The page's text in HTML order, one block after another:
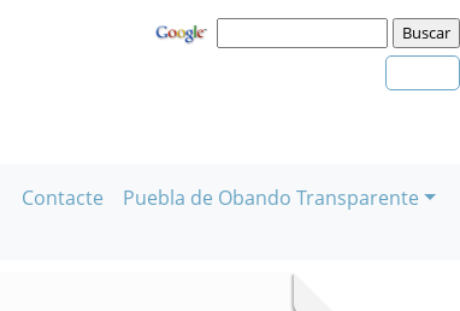
Contacte Puebla de Obando Transparente